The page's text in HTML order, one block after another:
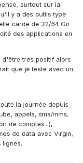
surtout sur la
y a des outils type
carde de 32/64 Go
des applications en
très positif alors
que je teste avec un
la journée depuis
appels, sms/mms,
de comptes...),
de data avec Virgin,